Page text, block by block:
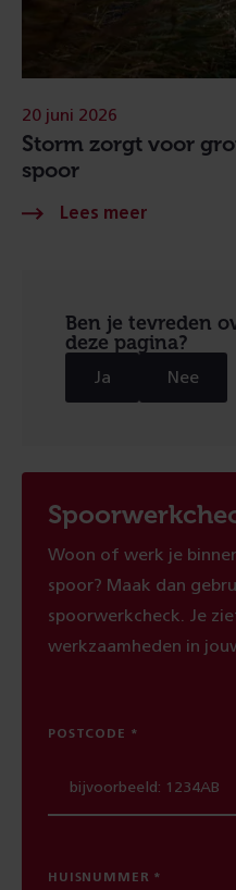
Storm zorgt voor
spoor
20 juni 2026
Ben je tevreden
deze pagina?
Ja Nee
Woon of werk je
spoor? Maak dan
spoorwerkcheck. Je
werkzaamheden in
POSTCODE
HUISNUMMER